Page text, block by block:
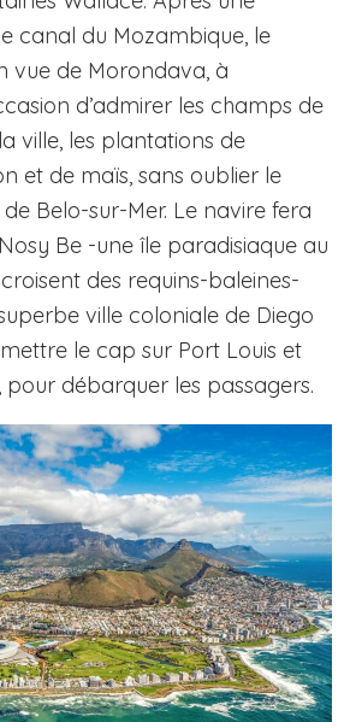
canal du Mozambique, le
vue de Morondava, à
d’admirer les champs de
ville, les plantations de
et de maïs, sans oublier le
Belo-sur-Mer. Le navire fera
Be -une île paradisiaque au
des requins-baleines-
ville coloniale de Diego
le cap sur Port Louis et
, pour débarquer les passagers.